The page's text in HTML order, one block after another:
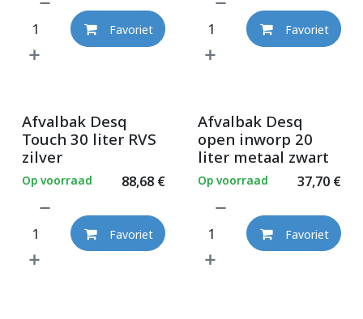
Favoriet Favoriet
Afvalbak Desq
Touch 30 liter RVS
zilver
88,68€
Op voorraad
Favoriet
Afvalbak Desq
open inworp 20
liter metaal zwart
37,70€
Op voorraad
Favoriet